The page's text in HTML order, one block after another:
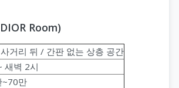
Room)
거리 뒤 / 간판 없는 상층 공간
새벽 2시
~70만